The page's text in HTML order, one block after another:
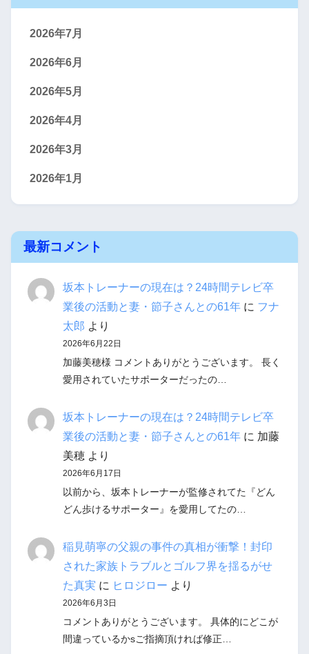
2026年7月
2026年6月
2026年5月
2026年4月
2026年3月
2026年1月
最新コメント
坂本トレーナーの現在は？24時間テレビ卒
業後の活動と妻・節子さんとの61年に フナ
太郎 より
2026年6月22日
加藤美穂様 コメントありがとうございます。 長く
愛用されていたサポーターだったの…
坂本トレーナーの現在は？24時間テレビ卒
業後の活動と妻・節子さんとの61年に 加藤
美穂より
2026年6月17日
以前から、坂本トレーナーが監修されてた『どん
どん歩けるサポーター』を愛用してたの…
稲見萌寧の父親の事件の真相が衝撃！封印
された家族トラブルとゴルフ界を揺るがせ
た真実 に ヒロジロー より
2026年6月3日
コメントありがとうございます。 具体的にどこが
間違っているかsご指摘頂ければ修正…